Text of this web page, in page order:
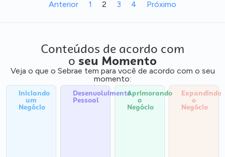
Anterior 1 2 3 4 Próximo
Conteúdos de acordo com
o seu Momento
Veja o que o Sebrae tem para você de acordo com o seu
momento:
Iniciando
um
Negócio
Desenvolvimento
Pessoal
Aprimorando
o
Negócio
Expandindo
o
Negócio